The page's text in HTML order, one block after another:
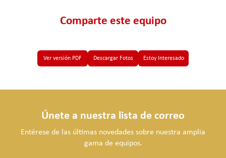
Comparte este equipo
Ver versión PDF Descargar Fotos Estoy Interesado
Únete a nuestra lista de correo
Entérese de las últimas novedades sobre nuestra amplia
gama de equipos.